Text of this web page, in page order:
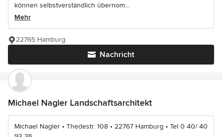
können selbstverständlich übernom...
Mehr
Nachricht
22765 Hamburg
Michael Nagler Landschaftsarchitekt
Michael Nagler • Thedestr. 108 • 22767 Hamburg • Tel 0 40/ 40